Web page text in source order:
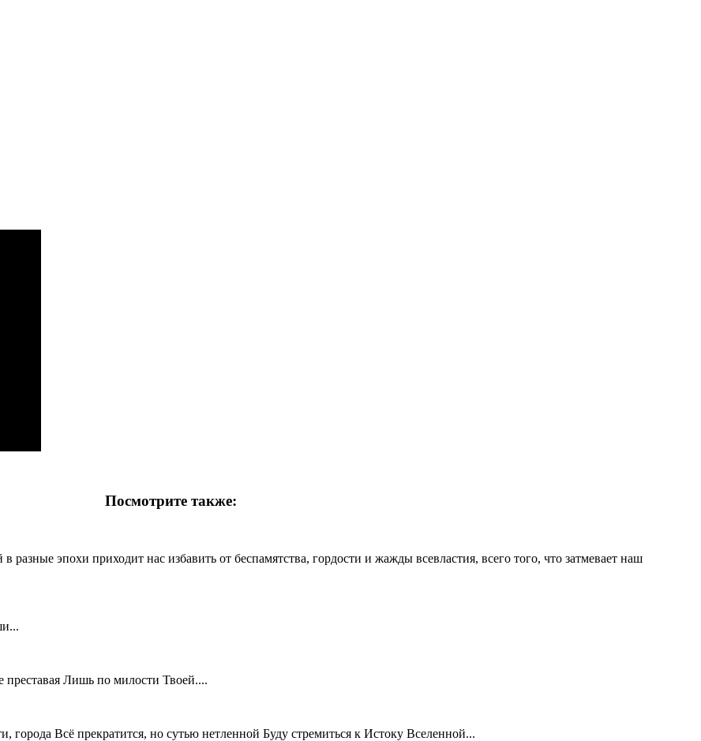
Посмотрите также:
эпохи приходит нас избавить от беспамятства, гордости и жажды всевластия, всего того, что затмевает наш
Лишь по милости Твоей....
города Всё прекратится, но сутью нетленной Буду стремиться к Истоку Вселенной...